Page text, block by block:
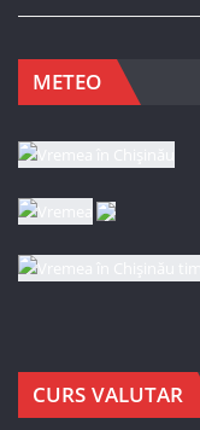
METEO
CURS VALUTAR